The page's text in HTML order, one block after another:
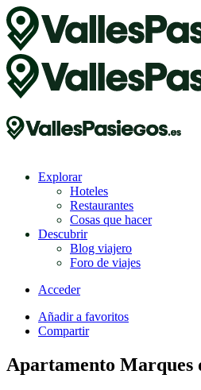
Explorar
Hoteles
Restaurantes
Cosas que hacer
Descubrir
Blog viajero
Foro de viajes
Acceder
Añadir a favoritos
Compartir
Apartamento Marques